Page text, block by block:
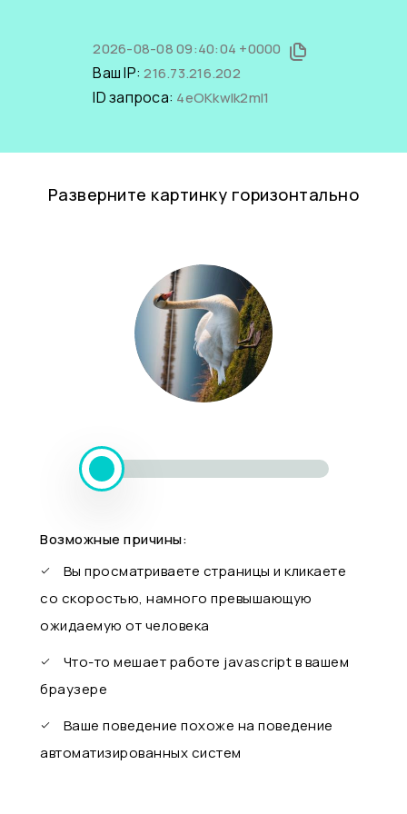
2026-08-08 09:40:04 +0000
Ваш IP:216.73.216.202
ID запроса: 4eOKkwlk2mI1
Разверните картинку горизонтально
Возможные причины:
Вы просматриваете страницы и кликаете
со скоростью, намного превышающую
ожидаемую от человека
Что-то мешает работе javascript в вашем
браузере
Ваше поведение похоже на поведение
автоматизированных систем